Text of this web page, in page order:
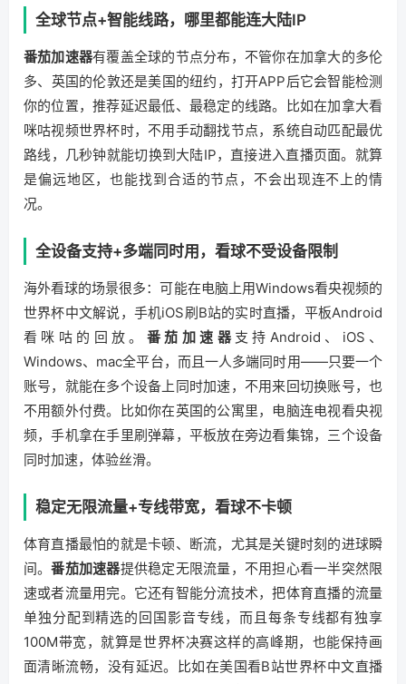
全球节点+智能线路，哪里都能连大陆IP
番茄加速器有覆盖全球的节点分布，不管你在加拿大的多伦
多、英国的伦敦还是美国的纽约，打开APP后它会智能检测
你的位置，推荐延迟最低、最稳定的线路。比如在加拿大看
咪咕视频世界杯时，不用手动翻找节点，系统自动匹配最优
路线，几秒钟就能切换到大陆IP，直接进入直播页面。就算
是偏远地区，也能找到合适的节点，不会出现连不上的情
况。
全设备支持+多端同时用，看球不受设备限制
海外看球的场景很多：可能在电脑上用Windows看央视频的
世界杯中文解说，手机iOS刷B站的实时直播，平板Android
看咪咕的回放。 番茄加速器 支持Android、iOS、
Windows、mac全平台，而且一人多端同时用——只要一个
账号，就能在多个设备上同时加速，不用来回切换账号，也
不用额外付费。比如你在英国的公寓里，电脑连电视看央视
频，手机拿在手里刷弹幕，平板放在旁边看集锦，三个设备
同时加速，体验丝滑。
稳定无限流量+专线带宽，看球不卡顿
体育直播最怕的就是卡顿、断流，尤其是关键时刻的进球瞬
间。番茄加速器提供稳定无限流量，不用担心看一半突然限
速或者流量用完。它还有智能分流技术，把体育直播的流量
单独分配到精选的回国影音专线，而且每条专线都有独享
100M带宽，就算是世界杯决赛这样的高峰期，也能保持画
面清晰流畅，没有延迟。比如在美国看B站世界杯中文直播